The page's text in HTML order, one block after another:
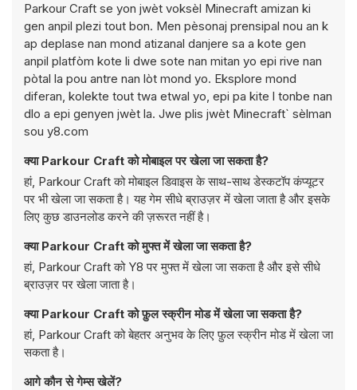
Parkour Craft se yon jwèt voksèl Minecraft amizan ki
gen anpil plezi tout bon. Men pèsonaj prensipal nou an k
ap deplase nan mond atizanal danjere sa a kote gen
anpil platfòm kote li dwe sote nan mitan yo epi rive nan
pòtal la pou antre nan lòt mond yo. Eksplore mond
diferan, kolekte tout twa etwal yo, epi pa kite l tonbe nan
dlo a epi genyen jwèt la. Jwe plis jwèt Minecraft` sèlman
sou y8.com
क्या Parkour Craft को मोबाइल पर खेला जा सकता है?
हां, Parkour Craft को मोबाइल डिवाइस के साथ-साथ डेस्कटॉप कंप्यूटर
पर भी खेला जा सकता है। यह गेम सीधे ब्राउज़र में खेला जाता है और इसके
लिए कुछ डाउनलोड करने की ज़रूरत नहीं है।
क्या Parkour Craft को मुफ्त में खेला जा सकता है?
हां, Parkour Craft को Y8 पर मुफ्त में खेला जा सकता है और इसे सीधे
ब्राउज़र पर खेला जाता है।
क्या Parkour Craft को फ़ुल स्क्रीन मोड में खेला जा सकता है?
हां, Parkour Craft को बेहतर अनुभव के लिए फ़ुल स्क्रीन मोड में खेला जा
सकता है।
आगे कौन से गेम्स खेलें?